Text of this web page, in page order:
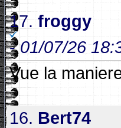
17. froggy
-01/07/26
Vue la
16. Bert74